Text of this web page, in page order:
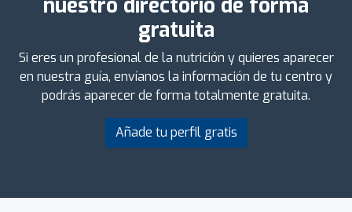
nuestro directorio de forma
gratuita
Si eres un profesional de la nutrición y quieres aparecer
en nuestra guía, envíanos la información de tu centro y
podrás aparecer de forma totalmente gratuita.
Añade tu perfil gratis